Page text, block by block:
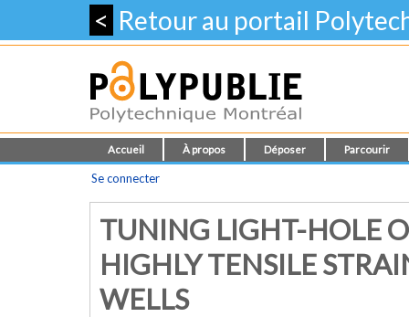
< Retour au portail
Accueil À propos Déposer Parcourir
Se connecter
TUNING LIGHT-HOLE
HIGHLY TENSILE
WELLS